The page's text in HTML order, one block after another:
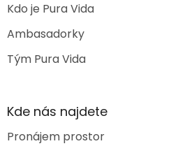
Kdo je Pura Vida
Ambasadorky
Tým Pura Vida
Kde nás najdete
Pronájem prostor